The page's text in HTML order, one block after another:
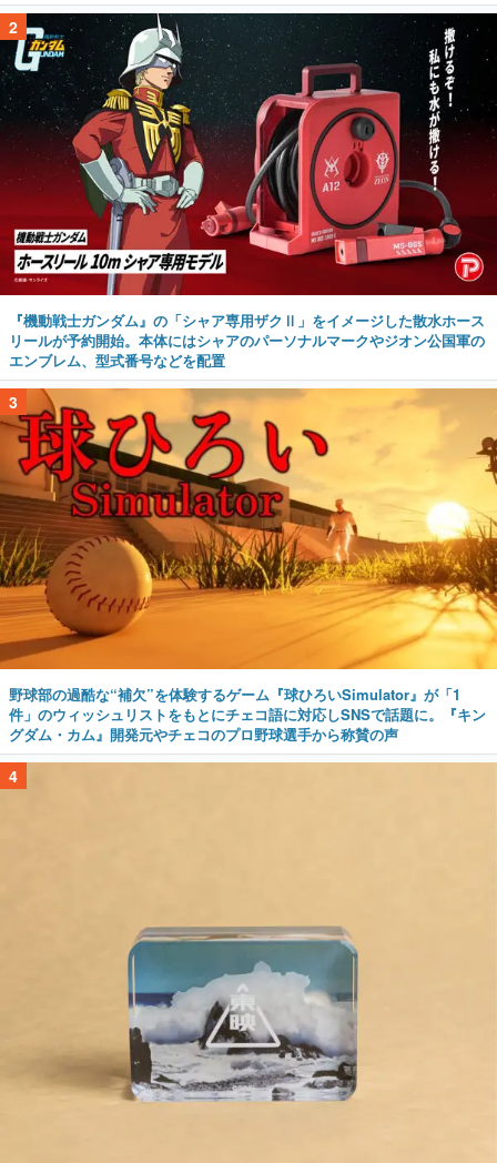
2
『機動戦士ガンダム』の「シャア専用ザクⅡ」をイメージした散水ホース
リールが予約開始。本体にはシャアのパーソナルマークやジオン公国軍の
エンブレム、型式番号などを配置
3
野球部の過酷な“補欠”を体験するゲーム『球ひろいSimulator』が「1
件」のウィッシュリストをもとにチェコ語に対応しSNSで話題に。『キン
グダム・カム』開発元やチェコのプロ野球選手から称賛の声
4